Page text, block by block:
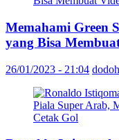
Memahami Green
yang Bisa
26/01/2023 - 21:04